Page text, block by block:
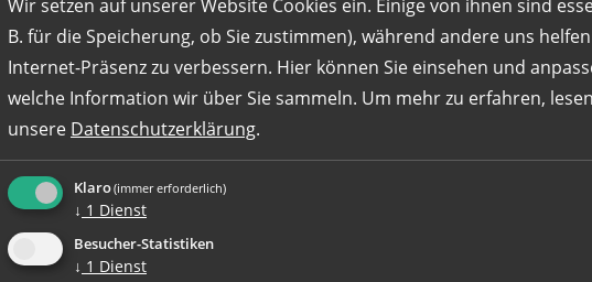
mit 25 Kindern
mit weiteren pädagogischen Kräften in der Gruppe
gehören zu Ihren Täglichen Aufgaben,
nie den Überblick und sind stets freundlich und
mit den Eltern
Abständen führen Sie Elterngespräche und
über den Entwicklungsstand ihres Kindes
Wir
Wir
Wir setzen auf unserer Website Cookies ein. Einige von ihnen sind
B. für die Speicherung, ob Sie zustimmen), während andere uns
Internet-Präsenz zu verbessern. Hier können Sie einsehen und
welche Information wir über Sie sammeln. Um mehr zu erfahren,
unsere Datenschutzerklärung.
Klaro(immer erforderlich)
↓ 1 Dienst
Besucher-Statistiken
↓ 1 Dienst